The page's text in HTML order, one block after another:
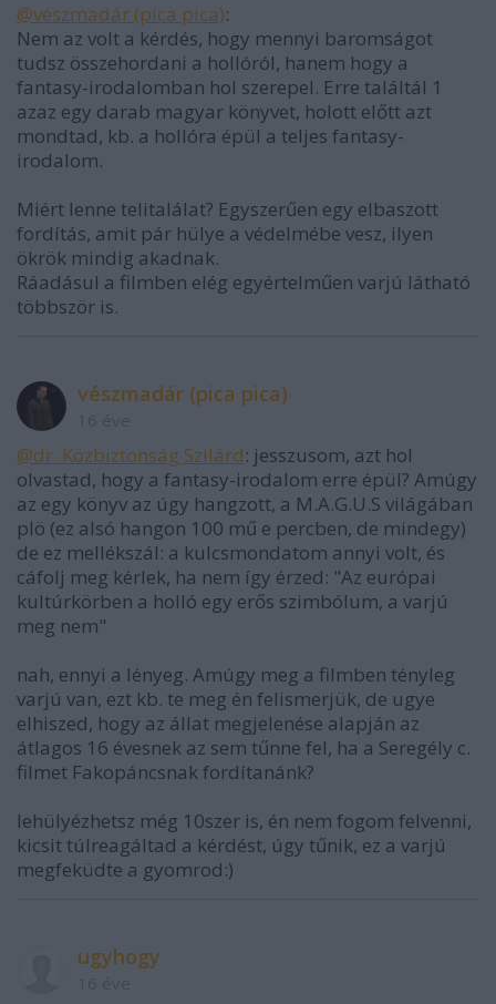
@vészmadár (pica pica):
Nem az volt a kérdés, hogy mennyi baromságot
tudsz összehordani a hollóról, hanem hogy a
fantasy-irodalomban hol szerepel. Erre találtál 1
azaz egy darab magyar könyvet, holott előtt azt
mondtad, kb. a hollóra épül a teljes fantasy-
irodalom.
Miért lenne telitalálat? Egyszerűen egy elbaszott
fordítás, amit pár hülye a védelmébe vesz, ilyen
ökrök mindig akadnak.
Ráadásul a filmben elég egyértelműen varjú látható
többször is.
vészmadár (pica pica)
@dr. Közbiztonság Szilárd: jesszusom, azt hol
olvastad, hogy a fantasy-irodalom erre épül? Amúgy
az egy könyv az úgy hangzott, a M.A.G.U.S világában
plö (ez alsó hangon 100 mű e percben, de mindegy)
de ez mellékszál: a kulcsmondatom annyi volt, és
cáfolj meg kérlek, ha nem így érzed: "Az európai
kultúrkörben a holló egy erős szimbólum, a varjú
meg nem"
nah, ennyi a lényeg. Amúgy meg a filmben tényleg
varjú van, ezt kb. te meg én felismerjük, de ugye
elhiszed, hogy az állat megjelenése alapján az
átlagos 16 évesnek az sem tűnne fel, ha a Seregély c.
filmet Fakopáncsnak fordítanánk?
lehülyézhetsz még 10szer is, én nem fogom felvenni,
kicsit túlreagáltad a kérdést, úgy tűnik, ez a varjú
megfeküdte a gyomrod:)
ugyhogy